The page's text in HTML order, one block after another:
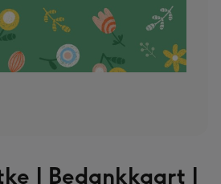
| Bedankkaart |